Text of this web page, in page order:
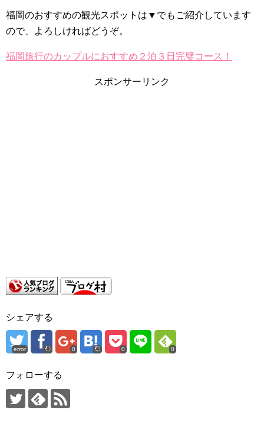
福岡のおすすめの観光スポットは▼でもご紹介しています
ので、よろしければどうぞ。
福岡旅行のカップルにおすすめ２泊３日完璧コース！
スポンサーリンク
シェアする
error 0 0 0
フォローする